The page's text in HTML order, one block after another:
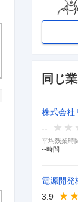
同じ
株式会社
--
平均残業時
--時間
電源開発
3.9